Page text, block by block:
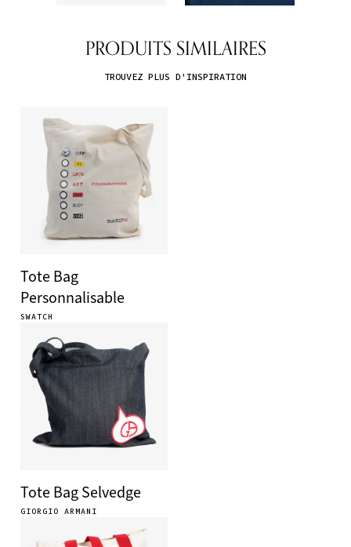
PRODUITS SIMILAIRES
TROUVEZ PLUS D'INSPIRATION
Tote Bag
Personnalisable
SWATCH
Tote Bag Selvedge
GIORGIO ARMANI